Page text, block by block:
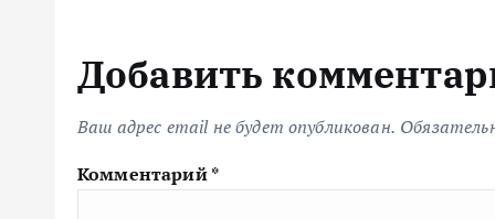
Добавить
Ваш адрес email не будет опубликован.
Комментарий*